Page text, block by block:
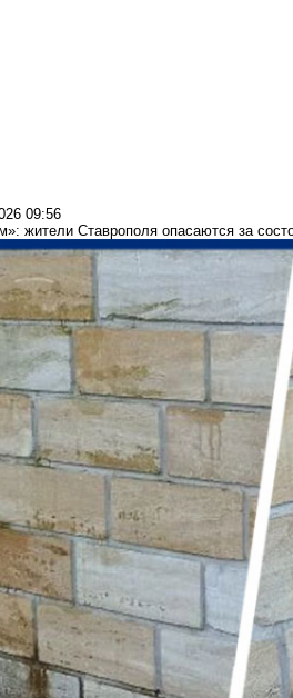
09:56
жители Ставрополя опасаются за